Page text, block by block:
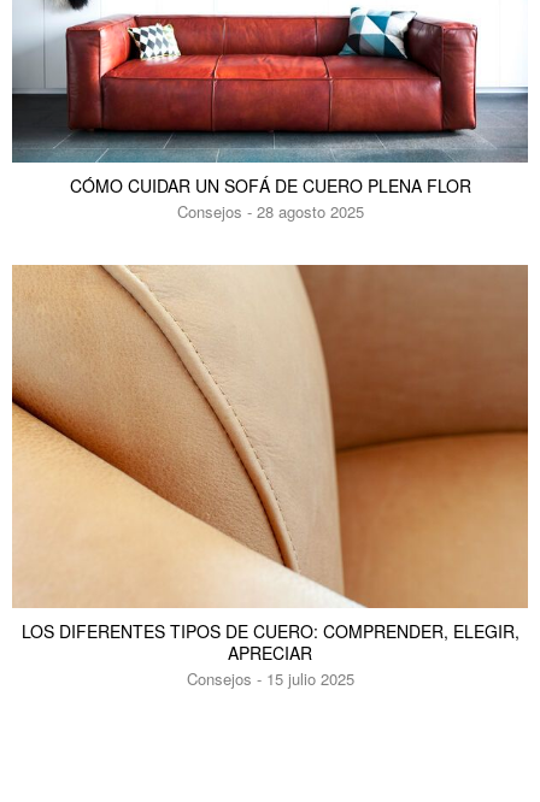
CÓMO CUIDAR UN SOFÁ DE CUERO PLENA FLOR
Consejos - 28 agosto 2025
LOS DIFERENTES TIPOS DE CUERO: COMPRENDER, ELEGIR,
APRECIAR
Consejos - 15 julio 2025